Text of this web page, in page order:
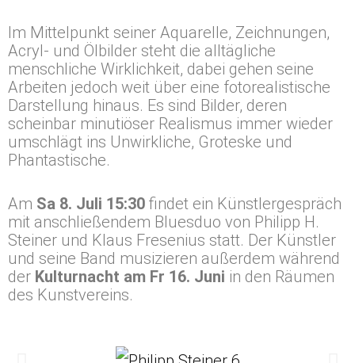
Im Mittelpunkt seiner Aquarelle, Zeichnungen,
Acryl- und Ölbilder steht die alltägliche
menschliche Wirklichkeit, dabei gehen seine
Arbeiten jedoch weit über eine fotorealistische
Darstellung hinaus. Es sind Bilder, deren
scheinbar minutiöser Realismus immer wieder
umschlägt ins Unwirkliche, Groteske und
Phantastische.
Am Sa 8. Juli 15:30 findet ein Künstlergespräch
mit anschließendem Bluesduo von Philipp H.
Steiner und Klaus Fresenius statt. Der Künstler
und seine Band musizieren außerdem während
der Kulturnacht am Fr 16. Juni in den Räumen
des Kunstvereins.